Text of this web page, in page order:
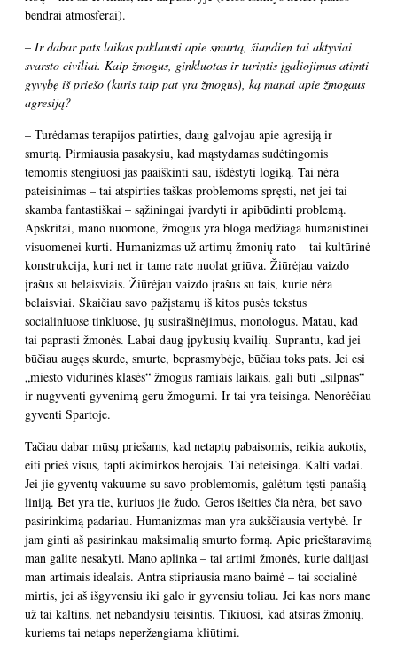
bendrai atmosferai).
– Ir dabar pats laikas paklausti apie smurtą, šiandien tai aktyviai
svarsto civiliai. Kaip žmogus, ginkluotas ir turintis įgaliojimus atimti
gyvybę iš priešo (kuris taip pat yra žmogus), ką manai apie žmogaus
agresiją?
– Turėdamas terapijos patirties, daug galvojau apie agresiją ir
smurtą. Pirmiausia pasakysiu, kad mąstydamas sudėtingomis
temomis stengiuosi jas paaiškinti sau, išdėstyti logiką. Tai nėra
pateisinimas – tai atspirties taškas problemoms spręsti, net jei tai
skamba fantastiškai – sąžiningai įvardyti ir apibūdinti problemą.
Apskritai, mano nuomone, žmogus yra bloga medžiaga humanistinei
visuomenei kurti. Humanizmas už artimų žmonių rato – tai kultūrinė
konstrukcija, kuri net ir tame rate nuolat griūva. Žiūrėjau vaizdo
įrašus su belaisviais. Žiūrėjau vaizdo įrašus su tais, kurie nėra
belaisviai. Skaičiau savo pažįstamų iš kitos pusės tekstus
socialiniuose tinkluose, jų susirašinėjimus, monologus. Matau, kad
tai paprasti žmonės. Labai daug įpykusių kvailių. Suprantu, kad jei
būčiau augęs skurde, smurte, beprasmybėje, būčiau toks pats. Jei esi
„miesto vidurinės klasės“ žmogus ramiais laikais, gali būti „silpnas“
ir nugyventi gyvenimą geru žmogumi. Ir tai yra teisinga. Nenorėčiau
gyventi Spartoje.
Tačiau dabar mūsų priešams, kad netaptų pabaisomis, reikia aukotis,
eiti prieš visus, tapti akimirkos herojais. Tai neteisinga. Kalti vadai.
Jei jie gyventų vakuume su savo problemomis, galėtum tęsti panašią
liniją. Bet yra tie, kuriuos jie žudo. Geros išeities čia nėra, bet savo
pasirinkimą padariau. Humanizmas man yra aukščiausia vertybė. Ir
jam ginti aš pasirinkau maksimalią smurto formą. Apie prieštaravimą
man galite nesakyti. Mano aplinka – tai artimi žmonės, kurie dalijasi
man artimais idealais. Antra stipriausia mano baimė – tai socialinė
mirtis, jei aš išgyvensiu iki galo ir gyvensiu toliau. Jei kas nors mane
už tai kaltins, net nebandysiu teisintis. Tikiuosi, kad atsiras žmonių,
kuriems tai netaps neperžengiama kliūtimi.